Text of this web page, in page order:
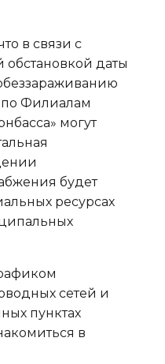
в связи с
обстановкой даты
Филиалам
могут
будет
ресурсах
сетей и
пунктах
в